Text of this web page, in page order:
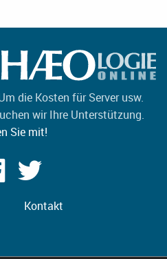
die Kosten für Server usw.
wir Ihre Unterstützung.
Sie mit!
Kontakt